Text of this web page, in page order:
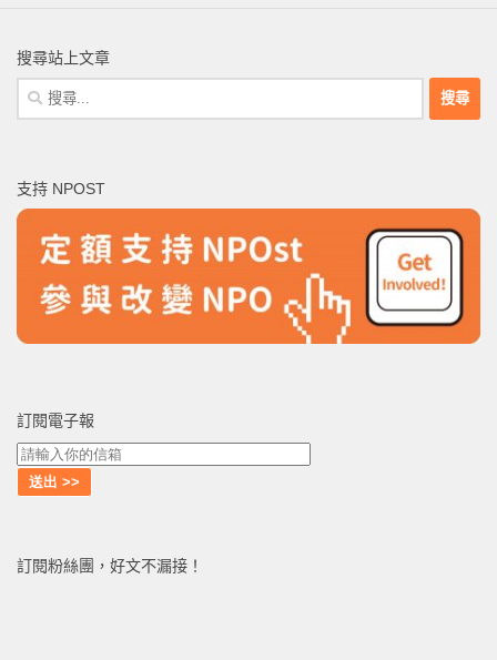
搜尋站上文章
搜
尋
字:
支持 NPOST
訂閱電子報
訂閱粉絲團，好文不漏接！